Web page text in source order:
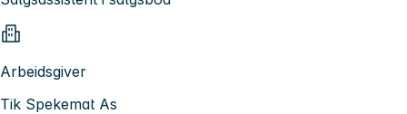
Arbeidsgiver
Tik Spekemat As